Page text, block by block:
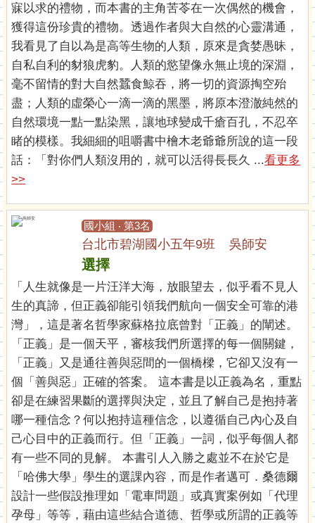
寐以求的禮物，而本書的主角苦苓在一次偶然的機會，
獲得這份珍貴的禮物。透過作者與大自然的心靈溝通，
我看見了自以為是高等生物的人類，原來是貪婪愚昧，
自私自利的豺狼虎豹。人類的慾望像永無止境的深淵，
毫不留情的對大自然蠶食鯨吞，將一切的資源掏空殆
盡；人類的虛榮心一滴一滴的黑墨，將原本澄澈純然的
自然環境一點一點染黑，讓地球變成千瘡百孔，不忍卒
睹的模樣。我細細的咀嚼書中檜木老爺爺所說的這一段
話：「對你們人類沒用的，就可以活得長長久 ...看更多
>>
國小組 ‧ 第3名
台北市碧湖國小五年9班 吳師安
選擇
「人生就像是一片汪洋大海，放眼望去，似乎看不見人
生的真諦，但正義卻能引領我們航向一個安全可靠的港
灣」，這是著名哲學家蘇格拉底曾對「正義」的闡述。
「正義」是一個天平，審核我們所選擇的每一個關鍵，
「正義」又是通往善與惡間的一個橋樑，它卻又沒有一
個「善與惡」正確的答案。 這本書是以正義為名，重點
卻是在練習果斷的選擇與決定，並且了解自己是抱持著
哪一種信念？何以抱持這種信念，以遵循自己內心及自
己心目中的正義而行。但「正義」一詞，似乎每個人都
有一些不同的見解。 本書引人入勝之處並不在於它是
「哈佛大學」學生的選課內容，而是作者邁可．桑德爾
設計一些假設推理如「電車問題」或真實案例如「代理
孕母」等等，藉由這些結合道德、哲學或所謂的正義等